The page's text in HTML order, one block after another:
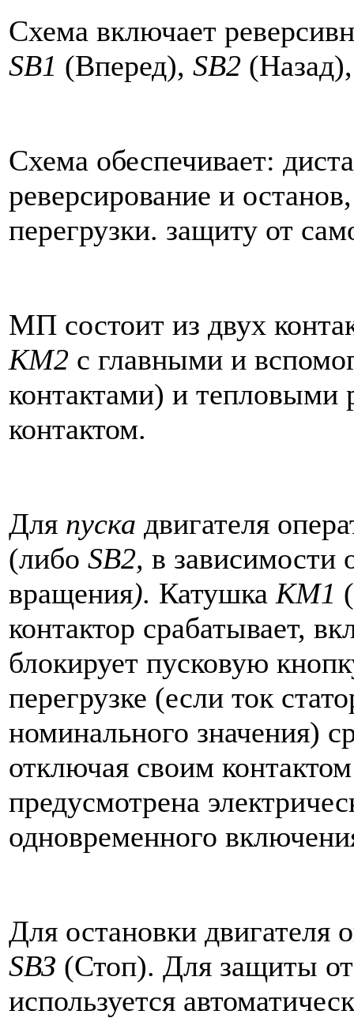
Схема включает
SB1 (Вперед), SB2
Схема обеспечивает:
реверсирование и
перегрузки. защиту от
МП состоит из двух
КМ2 с главными и
контактами) и тепловыми
контактом.
Для пуска двигателя
(либо SB2, в зависимости
вращения). Катушка КМ1
контактор срабатывает,
блокирует пусковую
перегрузке (если ток
номинального значения)
отключая своим
предусмотрена
одновременного
Для остановки двигателя
SВЗ (Стоп). Для защиты
используется